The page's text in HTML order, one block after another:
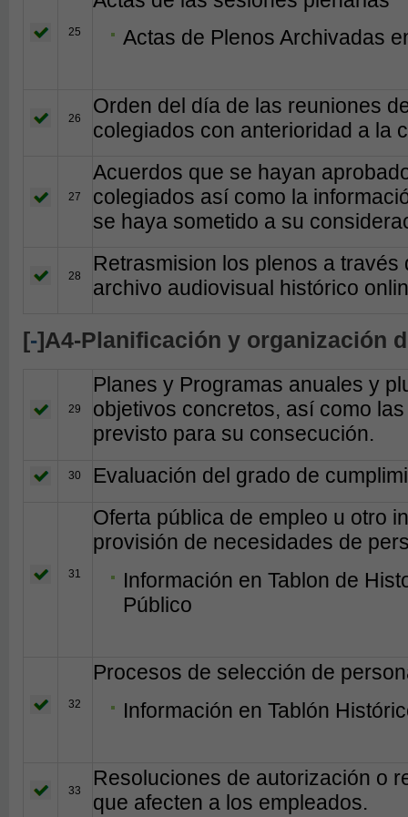
25
Actas de Plenos Archivadas
26
Orden del día de las reuniones
colegiados con anterioridad a la
27
Acuerdos que se hayan
colegiados así como la
se haya sometido a su
28
Retrasmision los plenos a
archivo audiovisual histórico
[-]A4-Planificación y organización
29
Planes y Programas anuales y
objetivos concretos, así como
previsto para su consecución.
30 Evaluación del grado de
31
Oferta pública de empleo u otro
provisión de necesidades de
Información en Tablon de
Público
32
Procesos de selección de
Información en Tablón
33
Resoluciones de autorización o
que afecten a los empleados.